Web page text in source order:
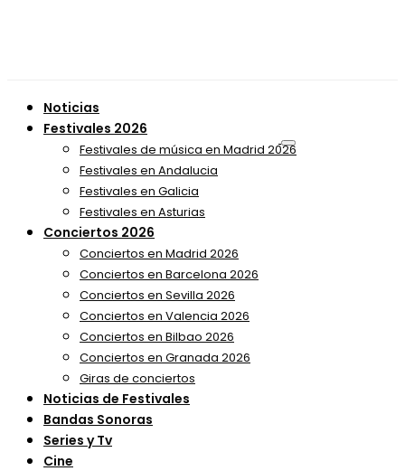
Noticias
Festivales 2026
Festivales de música en Madrid 2026
Festivales en Andalucia
Festivales en Galicia
Festivales en Asturias
Conciertos 2026
Conciertos en Madrid 2026
Conciertos en Barcelona 2026
Conciertos en Sevilla 2026
Conciertos en Valencia 2026
Conciertos en Bilbao 2026
Conciertos en Granada 2026
Giras de conciertos
Noticias de Festivales
Bandas Sonoras
Series y Tv
Cine